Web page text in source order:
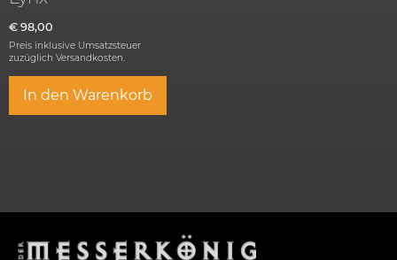
€ 98,00
Preis inklusive Umsatzsteuer
zuzüglich Versandkosten.
In den Warenkorb